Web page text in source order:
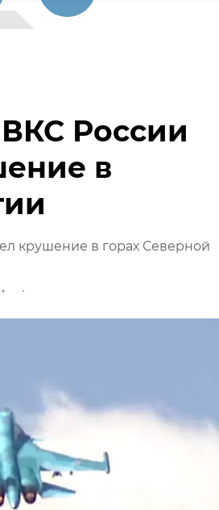
России
в
крушение в горах Северной